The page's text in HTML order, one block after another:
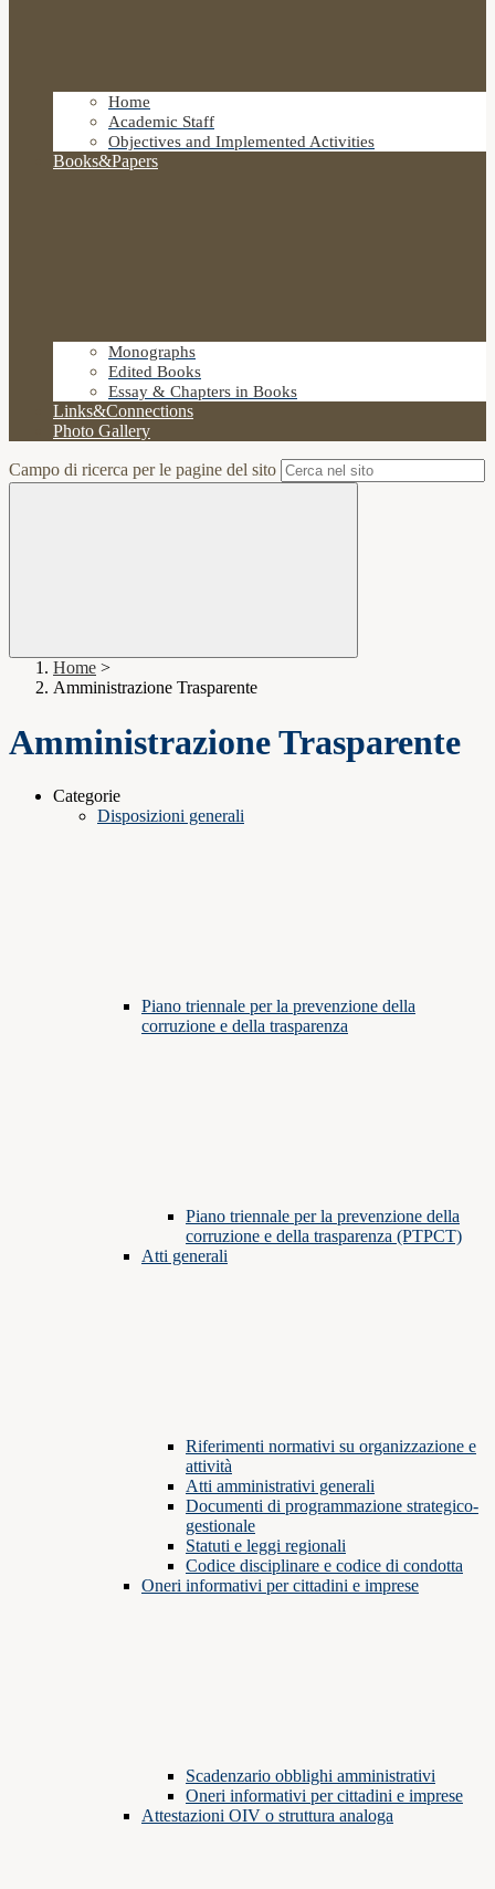
Home
Academic Staff
Objectives and Implemented Activities
Books&Papers
Monographs
Edited Books
Essay & Chapters in Books
Links&Connections
Photo Gallery
Campo di ricerca per le pagine del sito
Home >
Amministrazione Trasparente
Amministrazione Trasparente
Categorie
Disposizioni generali
Piano triennale per la prevenzione della
corruzione e della trasparenza
Piano triennale per la prevenzione della
corruzione e della trasparenza (PTPCT)
Atti generali
Riferimenti normativi su organizzazione e
attività
Atti amministrativi generali
Documenti di programmazione strategico-
gestionale
Statuti e leggi regionali
Codice disciplinare e codice di condotta
Oneri informativi per cittadini e imprese
Scadenzario obblighi amministrativi
Oneri informativi per cittadini e imprese
Attestazioni OIV o struttura analoga